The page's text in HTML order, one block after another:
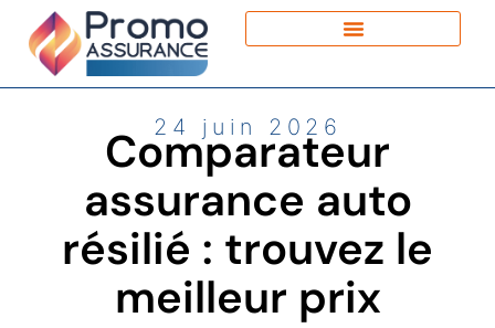
24 juin 2026
Comparateur
assurance auto
résilié : trouvez le
meilleur prix